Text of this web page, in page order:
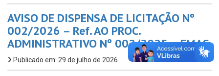
AVISO DE DISPENSA DE LICITAÇÃO Nº
002/2026 – Ref. AO PROC.
ADMINISTRATIVO Nº 002/2025 – FMAS
Publicado em: 29 de julho de 2026